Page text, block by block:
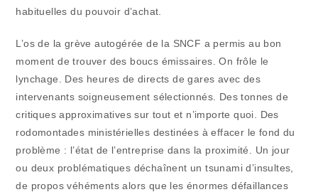
habituelles du pouvoir d’achat.
L’os de la grève autogérée de la SNCF a permis au bon
moment de trouver des boucs émissaires. On frôle le
lynchage. Des heures de directs de gares avec des
intervenants soigneusement sélectionnés. Des tonnes de
critiques approximatives sur tout et n’importe quoi. Des
rodomontades ministérielles destinées à effacer le fond du
problème : l’état de l’entreprise dans la proximité. Un jour
ou deux problématiques déchaînent un tsunami d’insultes,
de propos véhéments alors que les énormes défaillances